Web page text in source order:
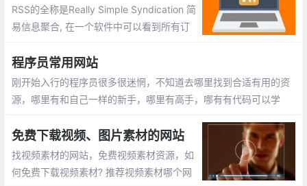
RSS的全称是Really Simple Syndication 简
易信息聚合, 在一个软件中可以看到所有订
D网站信息, 需要一个个上去看看有没有更
新, 这样无疑很费时。
程序员常用网站
刚开始入行的程序员很多很迷惘，不知道去哪里找到合适有用的资
源，哪里有和自己一样的新手，哪里有高手，哪有有代码可以学
免费下载视频、图片素材的网站
找视频素材的网站，免费视频素材资源，如
何免费下载视频素材? 推荐视频素材哪个网